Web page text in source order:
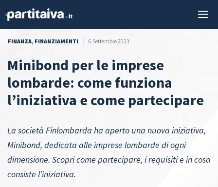
FINANZA, FINANZIAMENTI 6 Settembre 2023
Minibond per le imprese
lombarde: come funziona
l’iniziativa e come partecipare
La società Finlombarda ha aperto una nuova iniziativa,
Minibond, dedicata alle imprese lombarde di ogni
dimensione. Scopri come partecipare, i requisiti e in cosa
consiste l’iniziativa.